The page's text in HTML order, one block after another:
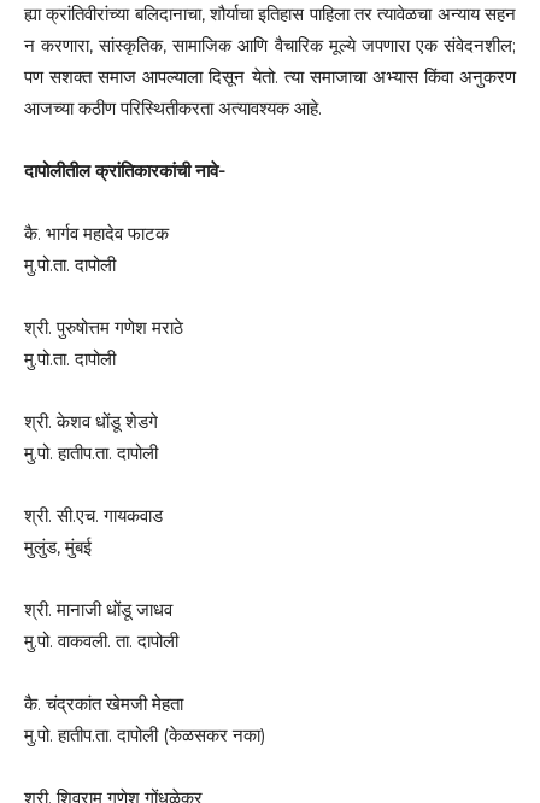
ह्या क्रांतिवीरांच्या बलिदानाचा, शौर्याचा इतिहास पाहिला तर त्यावेळचा अन्याय सहन
न करणारा, सांस्कृतिक, सामाजिक आणि वैचारिक मूल्ये जपणारा एक संवेदनशील;
पण सशक्त समाज आपल्याला दिसून येतो. त्या समाजाचा अभ्यास किंवा अनुकरण
आजच्या कठीण परिस्थितीकरता अत्यावश्यक आहे.
दापोलीतील क्रांतिकारकांची नावे-
कै. भार्गव महादेव फाटक
मु.पो.ता. दापोली
श्री. पुरुषोत्तम गणेश मराठे
मु.पो.ता. दापोली
श्री. केशव धोंडू शेडगे
मु.पो. हातीप.ता. दापोली
श्री. सी.एच. गायकवाड
मुलुंड, मुंबई
श्री. मानाजी धोंडू जाधव
मु.पो. वाकवली. ता. दापोली
कै. चंद्रकांत खेमजी मेहता
मु.पो. हातीप.ता. दापोली (केळसकर नका)
श्री. शिवराम गणेश गोंधळेकर